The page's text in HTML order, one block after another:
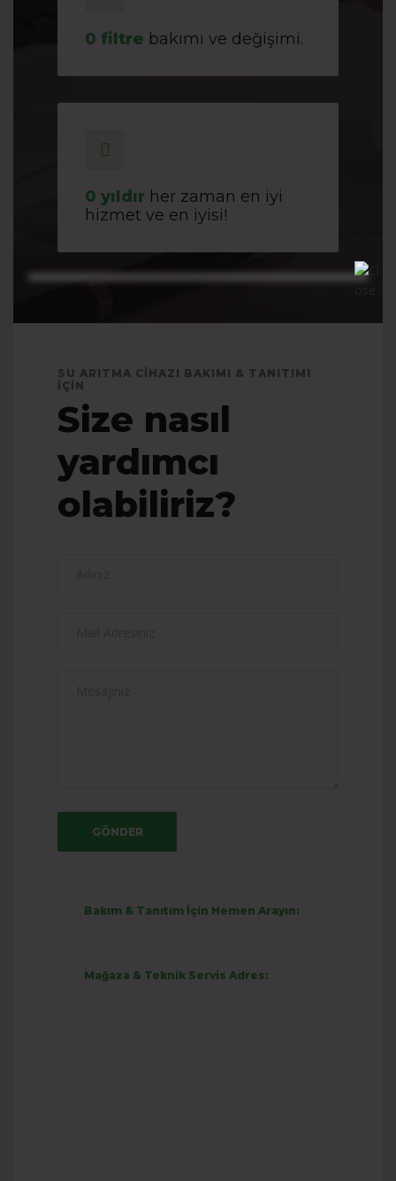
0 filtre bakımı ve değişimi.
0 yıldır her zaman en iyi
hizmet ve en iyisi!
SU ARITMA CIHAZI BAKIMI & TANITIMI
İÇIN
Size nasıl
yardımcı
olabiliriz?
Bakım & Tanıtım İçin Hemen Arayın:
Mağaza & Teknik Servis Adres: